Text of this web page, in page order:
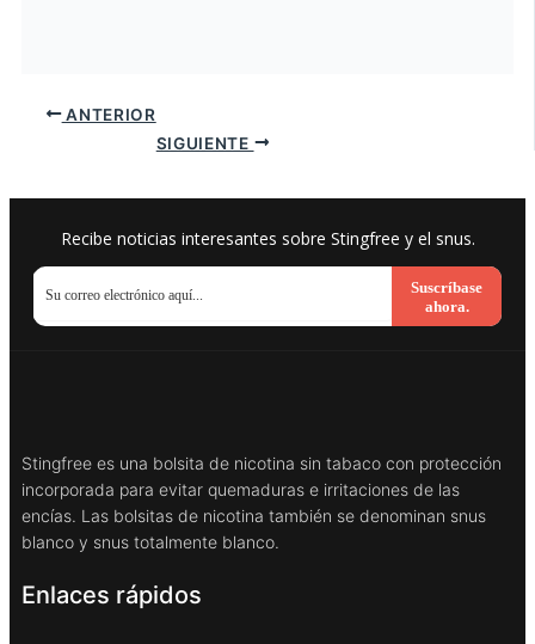
ANTERIOR
SIGUIENTE
Recibe noticias interesantes sobre Stingfree y el snus.
Suscríbase
ahora.
Stingfree es una bolsita de nicotina sin tabaco con protección
incorporada para evitar quemaduras e irritaciones de las
encías. Las bolsitas de nicotina también se denominan snus
blanco y snus totalmente blanco.
Enlaces rápidos